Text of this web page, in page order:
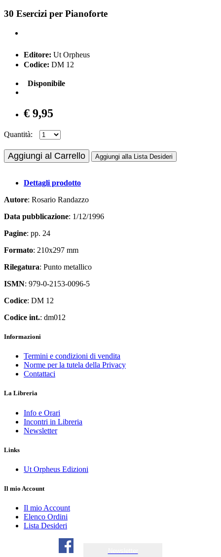
30 Esercizi per Pianoforte
Editore: Ut Orpheus
Codice: DM 12
Disponibile
€ 9,95
Quantità:
Aggiungi al Carrello Aggiungi alla Lista Desideri
Dettagli prodotto
Autore: Rosario Randazzo
Data pubblicazione: 1/12/1996
Pagine: pp. 24
Formato: 210x297 mm
Rilegatura: Punto metallico
ISMN: 979-0-2153-0096-5
Codice: DM 12
Codice int.: dm012
Informazioni
Termini e condizioni di vendita
Norme per la tutela della Privacy
Contattaci
La Libreria
Info e Orari
Incontri in Libreria
Newsletter
Links
Ut Orpheus Edizioni
Il mio Account
Il mio Account
Elenco Ordini
Lista Desideri